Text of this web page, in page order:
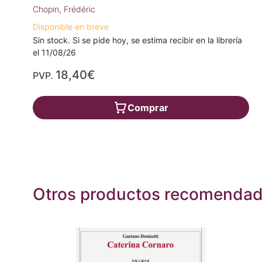
Chopin, Frédéric
Disponible en breve
Sin stock. Si se pide hoy, se estima recibir en la librería
el 11/08/26
PVP. 18,40€
Comprar
Otros productos